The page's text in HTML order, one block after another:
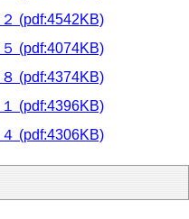
(pdf:4542KB)
(pdf:4074KB)
(pdf:4374KB)
(pdf:4396KB)
(pdf:4306KB)